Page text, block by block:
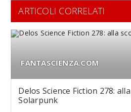
ARTICOLI CORRELATI
FANTASCIENZA.COM
Delos Science Fiction 278:
Solarpunk